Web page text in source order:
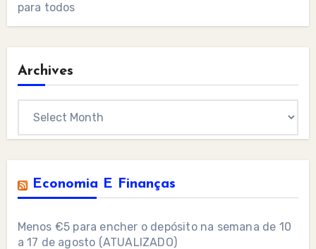
para todos
Archives
Economia E Finanças
Menos €5 para encher o depósito na semana de 10
a 17 de agosto (ATUALIZADO)